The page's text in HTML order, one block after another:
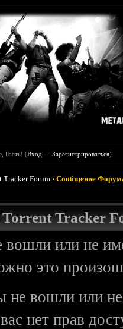
Гость! (Вход —Зарегистрироваться)
Tracker Forum ›Сообщение
Tracker
или не
это
не вошли или не
нет прав